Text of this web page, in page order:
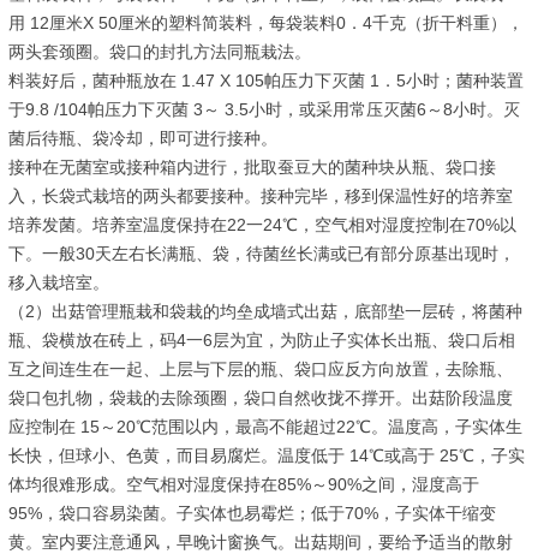
用 12厘米X 50厘米的塑料简装料，每袋装料0．4千克（折干料重），
两头套颈圈。袋口的封扎方法同瓶栽法。
料装好后，菌种瓶放在 1.47 X 105帕压力下灭菌 1．5小时；菌种装置
于9.8 /104帕压力下灭菌 3～ 3.5小时，或采用常压灭菌6～8小时。灭
菌后待瓶、袋冷却，即可进行接种。
接种在无菌室或接种箱内进行，批取蚕豆大的菌种块从瓶、袋口接
入，长袋式栽培的两头都要接种。接种完毕，移到保温性好的培养室
培养发菌。培养室温度保持在22一24℃，空气相对湿度控制在70%以
下。一般30天左右长满瓶、袋，待菌丝长满或已有部分原基出现时，
移入栽培室。
（2）出菇管理瓶栽和袋栽的均垒成墙式出菇，底部垫一层砖，将菌种
瓶、袋横放在砖上，码4一6层为宜，为防止子实体长出瓶、袋口后相
互之间连生在一起、上层与下层的瓶、袋口应反方向放置，去除瓶、
袋口包扎物，袋栽的去除颈圈，袋口自然收拢不撑开。出菇阶段温度
应控制在 15～20℃范围以内，最高不能超过22℃。温度高，子实体生
长快，但球小、色黄，而目易腐烂。温度低于 14℃或高于 25℃，子实
体均很难形成。空气相对湿度保持在85%～90%之间，湿度高于
95%，袋口容易染菌。子实体也易霉烂；低于70%，子实体干缩变
黄。室内要注意通风，早晚计窗换气。出菇期间，要给予适当的散射